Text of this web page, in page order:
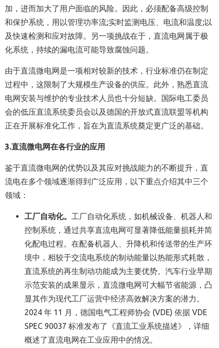
加，进而加大了用户面临的风险。因此，必须配备高级控制
和保护系统，用以管理功率流;实时监测电压、电流和温度;以
及快速检测和应对故障。另一项挑战在于，直流电网属于极
化系统，持续的漏电流可能导致腐蚀问题。
由于直流微电网是一项相对较新的技术，行业标准仍在制定
过程中，这限制了大规模生产设备的供应。此外，熟悉直流
电网安装与维护的专业技术人员也十分短缺。国际电工委员
会的低压直流系统委员会以及德国的开放式直流联盟等机构
正在开展标准化工作，旨在为直流系统奠定更广泛的基础。
3.直流微电网在各行业的应用
鉴于直流微电网的优势以及其应对挑战能力的不断提升，直
流电在多个领域逐渐得到广泛应用，以下重点介绍其中三个
领域：
工厂自动化。 工厂自动化系统，如机械设备、机器人和
控制系统，通过共享直流电网可显著降低能量损耗并简
化配电过程。在配备机器人、升降机和传送带的生产环
境中，相较于交流电系统的制动能量以热能形式耗散，
直流系统的再生制动功能成为主要优势。汽车行业早期
示范安装的成果显示，直流微电网可大幅节省能源，凸
显其作为现代工厂运营中经济高效解决方案的潜力。
2024 年 11 月，德国电气工程师协会 (VDE) 依据 VDE
SPEC 90037 标准发布了《直流工业系统描述》，详细
概述了直流电网在工业应用中的情况。